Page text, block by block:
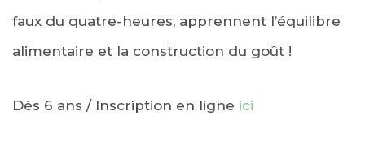
faux du quatre-heures, apprennent l’équilibre
alimentaire et la construction du goût !
Dès 6 ans / Inscription en ligne ici